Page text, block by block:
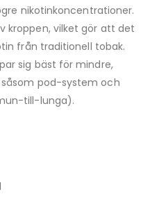
nikotinkoncentrationer.
kroppen, vilket gör att det
från traditionell tobak.
sig bäst för mindre,
pod-system och
till-lunga).